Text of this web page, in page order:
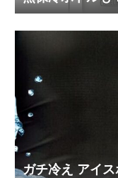
ガチ冷え アイ